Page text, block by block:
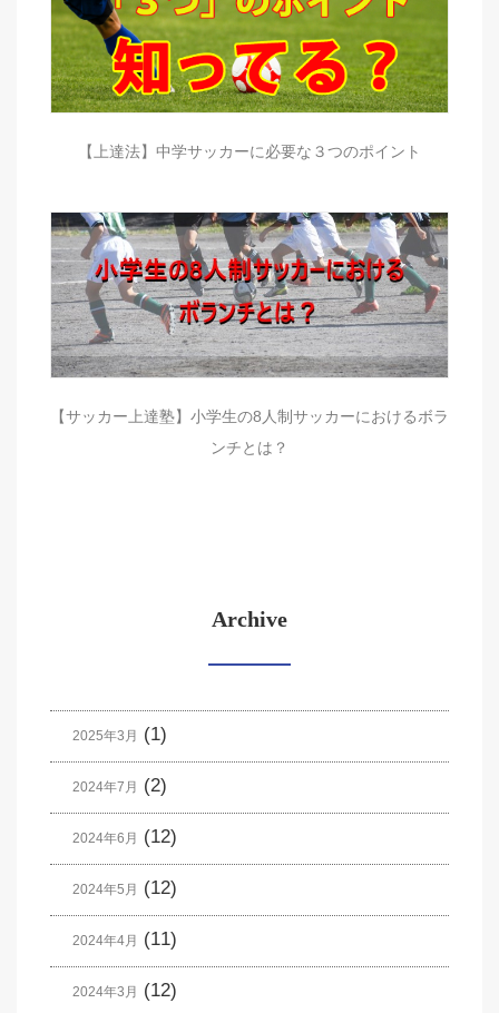
【上達法】中学サッカーに必要な３つのポイント
【サッカー上達塾】小学生の8人制サッカーにおけるボラ
ンチとは？
Archive
2025年3月 (1)
2024年7月 (2)
2024年6月 (12)
2024年5月 (12)
2024年4月 (11)
2024年3月 (12)